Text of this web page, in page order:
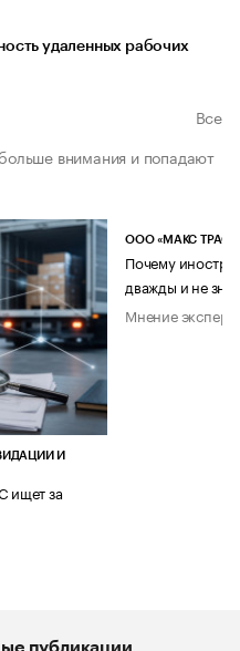
удаленных рабочих
Все
внимания и попадают
И
ищет за
ООО «МАКС ТРАСТ»
Почему
дважды и не
Мнение